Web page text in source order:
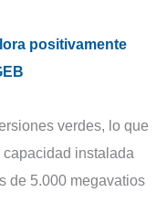
positivamente
verdes, lo que
capacidad instalada
de 5.000 megavatios